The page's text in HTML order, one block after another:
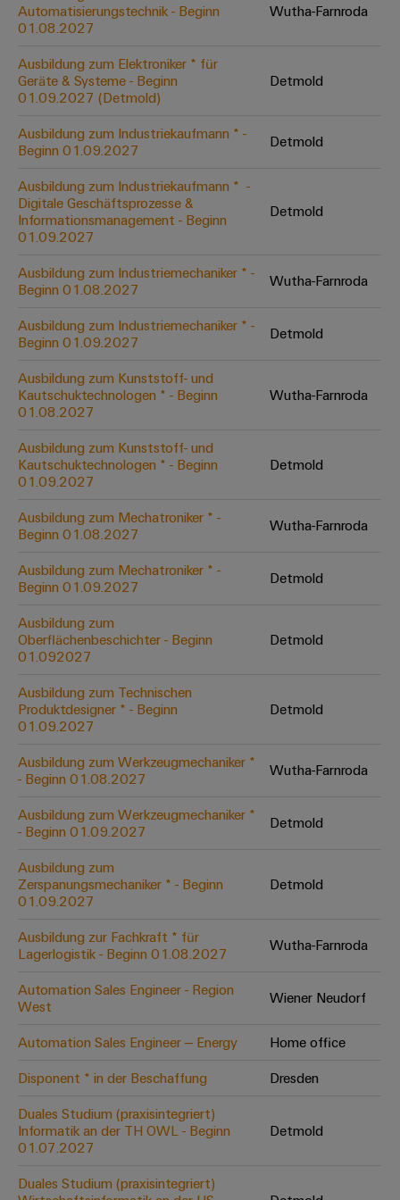
Verbindungslösungen
für
Konventionelle
Energieerzeugung
Zukunftssicherheit
für
bewährte
Maschinenbau
Lösungen
für
verschiedene
Segmente
der
und
Fabrikautomation
Öl
&
Sicherer
Betrieb
mit
Lösungen
für
Prozessindustrie
Mehr
Ressourceneffizienz
durch
Schaltschrankbau
Lösungen
die
Herausforderungen
Schaltschrankbau
Moderne
und
digitale
für
klimafreundliche
im
Schiffbau
Verbindungslösungen
die
maritime
Industrie
Wasseraufbereitung
Systeme
Lösungen
Dezentrale
Automatisierung
Lösungen
IIoT
&
Automation
Software
Industrial
Industrial
Automation
Industrial
IoT
Industrial
Security
Industrial
Service
Platform
easyConnect
Regler
Gerätehersteller
Leiterplattensteckverbinder
&
PCB
Services
Equipment
(OEM)
Elektronikgehäuse
Blitz-
und
Überspannungsschutz
PV
Feldbusverteiler
Automatisierung
&
Software
I/O-
Systeme
Industrial
Ethernet
Touch-
Panels
Engineering-
Visualisierungstools
Energiemessung
und
Smart
Metering
Weidmüller
AI
Access
&
Services
Industrial
Platform
easyConnect
Werkstatt
&
Technischer
Support
Umweltbezogene
Produktkonformität
Engineering
Daten
Technische
Produktkataloge
Reparatur
und
Ersatzteile
Trainings
Webinare
PSIRT
Digitale
Bestellmöglichkeiten
eShop
OCI-
EDI-
Schnittstelle
ALLE
SERVICES
Pressekontakt
Unsere
IIoT
and
Partner
Netzwerk
IIoT
Automation
Solution
finden
Solution
Partner
-
Systemintegratoren
Messen
&
Globale
Messen
&
Events
Offene
Ausbildungs-
und
Studienplätze
Aktuelle
Termine
Workshops
für
Schulklassen
Stellenbörse
Entwicklung
Karriere auf
neues
Distribution
Automatisierungstechnik - Beginn
01.08.2027
Wutha-Farnroda
Ausbildung zum Elektroniker * für
Geräte & Systeme - Beginn
01.09.2027 (Detmold)
Detmold
Ausbildung zum Industriekaufmann * -
Beginn 01.09.2027
Detmold
Ausbildung zum Industriekaufmann * ​ -
Digitale Geschäftsprozesse &
Informationsmanagement - Beginn
01.09.2027
Detmold
Ausbildung zum Industriemechaniker * -
Beginn 01.08.2027
Wutha-Farnroda
Ausbildung zum Industriemechaniker * -
Beginn 01.09.2027
Detmold
Ausbildung zum Kunststoff- und
Kautschuktechnologen * - Beginn
01.08.2027
Wutha-Farnroda
Ausbildung zum Kunststoff- und
Kautschuktechnologen * - Beginn
01.09.2027
Detmold
Ausbildung zum Mechatroniker * -
Beginn 01.08.2027
Wutha-Farnroda
Ausbildung zum Mechatroniker * -
Beginn 01.09.2027
Detmold
Ausbildung zum
Oberflächenbeschichter - Beginn
01.092027
Detmold
Ausbildung zum Technischen
Produktdesigner * - Beginn
01.09.2027
Detmold
Ausbildung zum Werkzeugmechaniker *
- Beginn 01.08.2027
Wutha-Farnroda
Ausbildung zum Werkzeugmechaniker *
- Beginn 01.09.2027
Detmold
Ausbildung zum
Zerspanungsmechaniker * - Beginn
01.09.2027
Detmold
Ausbildung zur Fachkraft * für
Lagerlogistik - Beginn 01.08.2027
Wutha-Farnroda
Automation Sales Engineer - Region
West
Wiener Neudorf
Automation Sales Engineer – Energy
Home office
Disponent * in der Beschaffung
Dresden
Duales Studium (praxisintegriert)
Informatik an der TH OWL - Beginn
01.07.2027
Detmold
Duales Studium (praxisintegriert)